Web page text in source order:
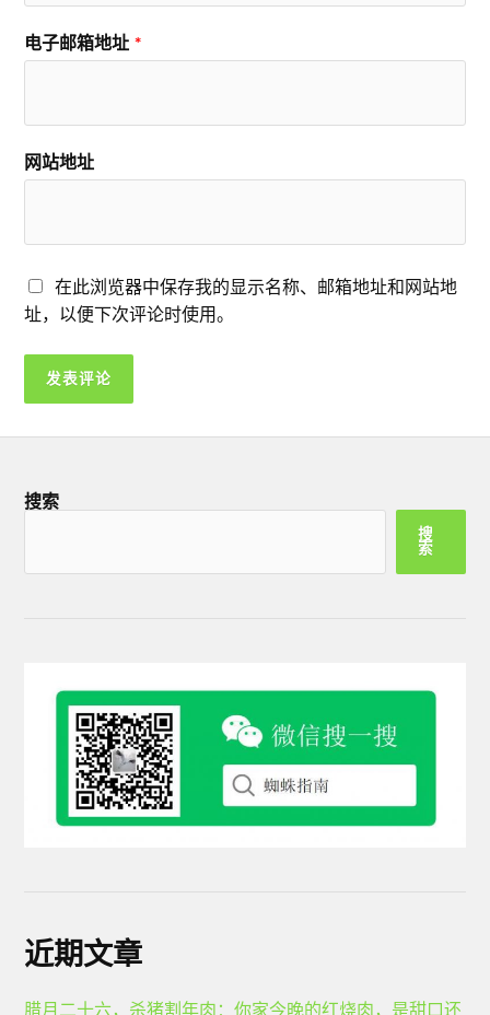
电子邮箱地址 *
网站地址
在此浏览器中保存我的显示名称、邮箱地址和网站地
址，以便下次评论时使用。
搜索
搜
索
近期文章
腊月二十六，杀猪割年肉：你家今晚的红烧肉，是甜口还